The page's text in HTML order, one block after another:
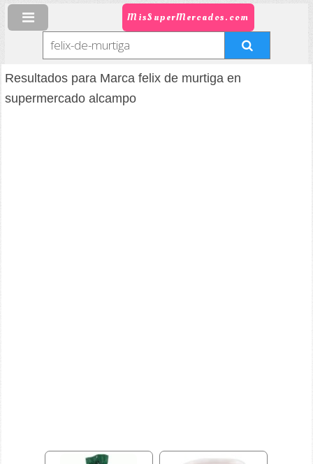
MisSuperMercados.com
Resultados para Marca felix de murtiga en
supermercado alcampo